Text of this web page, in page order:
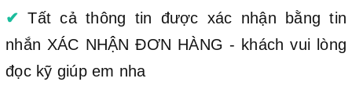
✔ Tất cả thông tin được xác nhận bằng tin
nhắn XÁC NHẬN ĐƠN HÀNG - khách vui lòng
đọc kỹ giúp em nha